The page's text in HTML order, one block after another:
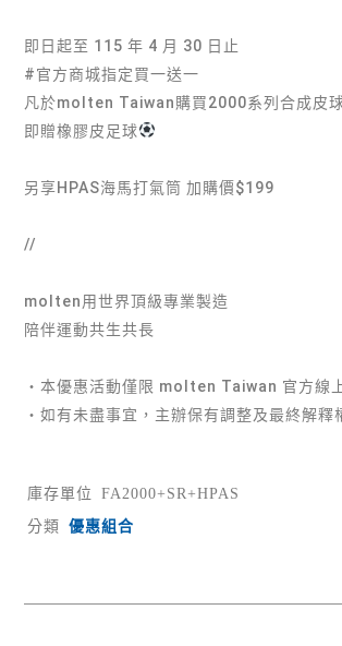
即日起至 115 年 4 月 30 日止
#官方商城指定買一送一
凡於molten Taiwan購買2000系列合成皮
即贈橡膠皮足球
另享HPAS海馬打氣筒 加購價$199
//
molten用世界頂級專業製造
陪伴運動共生共長
・本優惠活動僅限 molten Taiwan 官方線
・如有未盡事宜，主辦保有調整及最終解釋
庫存單位
FA2000+SR+HPAS
分類
優惠組合